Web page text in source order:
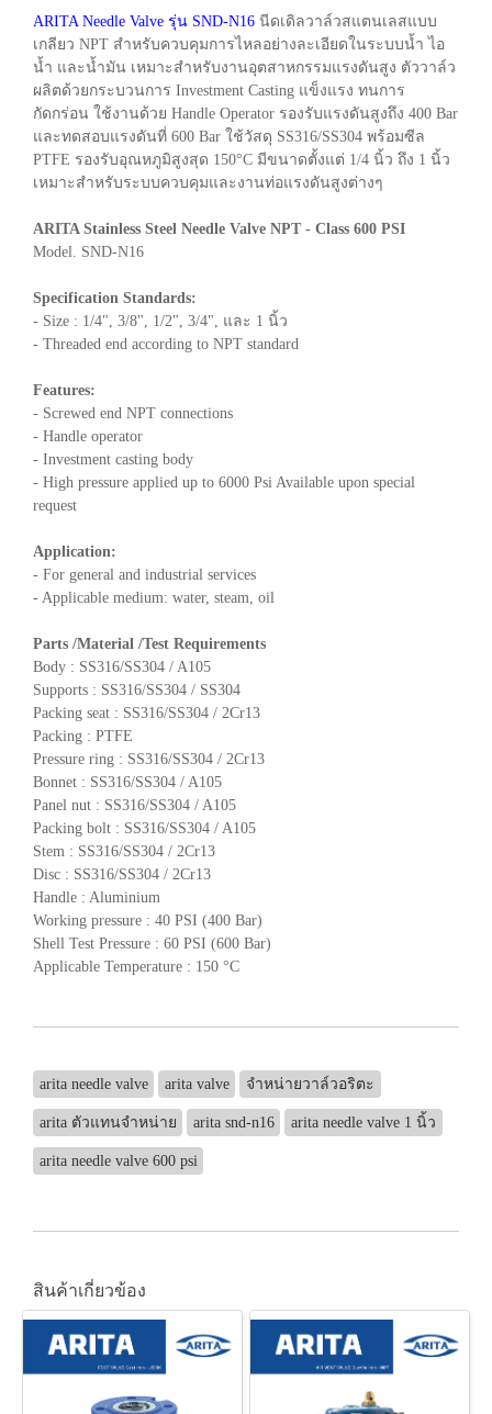
ARITA Needle Valve รุ่น SND-N16 นีดเดิลวาล์วสแตนเลสแบบ
เกลียว NPT สำหรับควบคุมการไหลอย่างละเอียดในระบบน้ำ ไอ
น้ำ และน้ำมัน เหมาะสำหรับงานอุตสาหกรรมแรงดันสูง ตัววาล์ว
ผลิตด้วยกระบวนการ Investment Casting แข็งแรง ทนการ
กัดกร่อน ใช้งานด้วย Handle Operator รองรับแรงดันสูงถึง 400 Bar
และทดสอบแรงดันที่ 600 Bar ใช้วัสดุ SS316/SS304 พร้อมซีล
PTFE รองรับอุณหภูมิสูงสุด 150°C มีขนาดตั้งแต่ 1/4 นิ้ว ถึง 1 นิ้ว
เหมาะสำหรับระบบควบคุมและงานท่อแรงดันสูงต่างๆ
ARITA Stainless Steel Needle Valve NPT - Class 600 PSI
Model. SND-N16
Specification Standards:
- Size : 1/4", 3/8", 1/2", 3/4", และ 1 นิ้ว
- Threaded end according to NPT standard
Features:
- Screwed end NPT connections
- Handle operator
- Investment casting body
- High pressure applied up to 6000 Psi Available upon special
request
Application:
- For general and industrial services
- Applicable medium: water, steam, oil
Parts /Material /Test Requirements
Body : SS316/SS304 / A105
Supports : SS316/SS304 / SS304
Packing seat : SS316/SS304 / 2Cr13
Packing : PTFE
Pressure ring : SS316/SS304 / 2Cr13
Bonnet : SS316/SS304 / A105
Panel nut : SS316/SS304 / A105
Packing bolt : SS316/SS304 / A105
Stem : SS316/SS304 / 2Cr13
Disc : SS316/SS304 / 2Cr13
Handle : Aluminium
Working pressure : 40 PSI (400 Bar)
Shell Test Pressure : 60 PSI (600 Bar)
Applicable Temperature : 150 °C
arita needle valve arita valve จำหน่ายวาล์วอริตะ
arita ตัวแทนจำหน่าย arita snd-n16 arita needle valve 1 นิ้ว
arita needle valve 600 psi
สินค้าเกี่ยวข้อง